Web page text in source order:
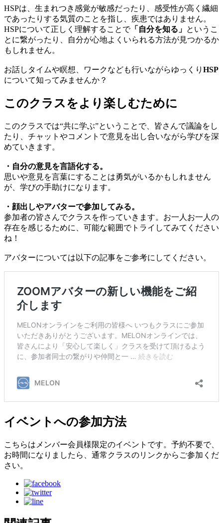
HSPは、生まれつき感覚が敏感だったり、感受性が高く繊細
であったりする気質のことを指し、疾患ではありません。
HSPについて正しく理解することで「自分を知る」 というこ
とに繋がったり、自分が心地よくいられる方法が見つかるか
もしれません。
お話しタイムや瞑想、ワークなども行いながらゆっくり HSP
について知ってみませんか？
このクラスをより楽しむために
このクラスでは“共に学ぶ”ということで、皆さんで議論をし
たり、チャットやコメントで意見を出し合いながら学びを深
めていきます。
・自分の意見を言語化する。
思いや意見を言葉にすることは勇気がいるかもしれません
が、学びの手助けになります。
・顔出しやアバターで参加してみる。
参加者の皆さんでクラスを作っていきます。お一人お一人の
存在を感じるために、可能な範囲でトライしてみてください
ね！
アバターについては以下の記事をご参考にしてください。
イベントへの参加方法
こちらはメンバー会員様限定のイベントです。予約不要で、
お時間になりましたら、通常クラスのリンクからご参加くだ
さい。